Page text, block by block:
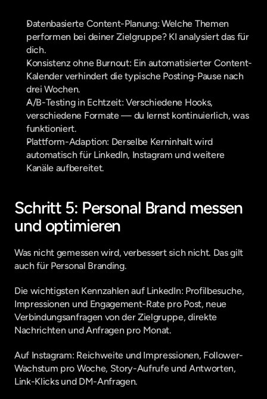
Datenbasierte Content-Planung: Welche Themen
performen bei deiner Zielgruppe? KI analysiert das für
dich.
Konsistenz ohne Burnout: Ein automatisierter Content-
Kalender verhindert die typische Posting-Pause nach
drei Wochen.
A/B-Testing in Echtzeit: Verschiedene Hooks,
verschiedene Formate — du lernst kontinuierlich, was
funktioniert.
Plattform-Adaption: Derselbe Kerninhalt wird
automatisch für LinkedIn, Instagram und weitere
Kanäle aufbereitet.
Schritt 5: Personal Brand messen
und optimieren
Was nicht gemessen wird, verbessert sich nicht. Das gilt
auch für Personal Branding.
Die wichtigsten Kennzahlen auf LinkedIn: Profilbesuche,
Impressionen und Engagement-Rate pro Post, neue
Verbindungsanfragen von der Zielgruppe, direkte
Nachrichten und Anfragen pro Monat.
Auf Instagram: Reichweite und Impressionen, Follower-
Wachstum pro Woche, Story-Aufrufe und Antworten,
Link-Klicks und DM-Anfragen.